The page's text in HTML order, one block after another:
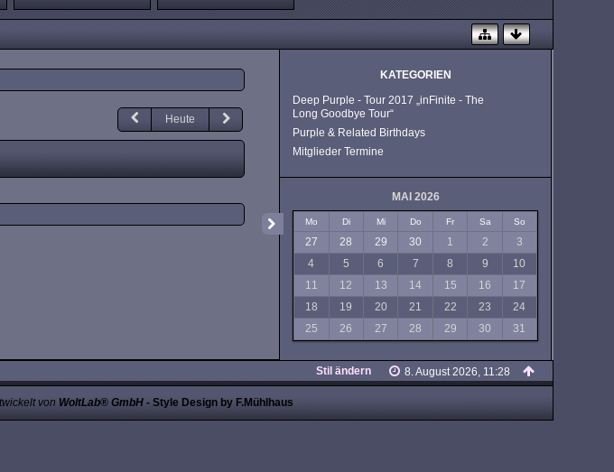
Heute
KATEGORIEN
Deep Purple - Tour 2017 „inFinite - The
Long Goodbye Tour“
Purple & Related Birthdays
Mitglieder Termine
MAI 2026
Mo Di Mi Do Fr Sa So
27 28 29 30 1 2
3
4
5 6 7 8 9
10
11
12 13 14 15 16
17
18
19 20 21 22 23
24
25
26 27 28 29 30 31
8. August 2026, 11:28
Stil ändern
von WoltLab® GmbH